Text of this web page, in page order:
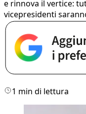
e rinnova il vertice:
vicepresidenti
1 min di lettura